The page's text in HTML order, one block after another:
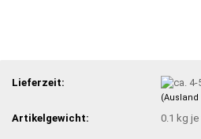
Lieferzeit:
Artikelgewicht: 0.1 kg